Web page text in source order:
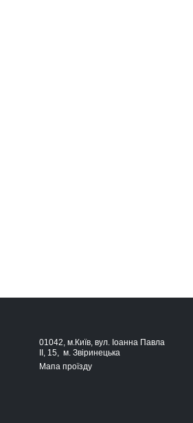
01042, м.Київ, вул. Іоанна Павла
ІІ, 15, м. Звіринецька
Мапа проїзду